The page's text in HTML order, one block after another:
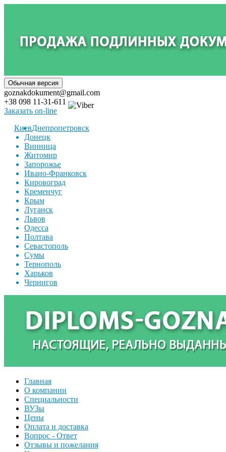
goznakdokument@gmail.com
+38 098 11-31-611
Заказать on-line
КиевДнепропетровск
Донецк
Винница
Житомир
Запорожье
Ивано-Франковск
Кировоград
Кременчуг
Крым
Луганск
Львов
Одесса
Полтава
Севастополь
Сумы
Тернополь
Харьков
Чернигов
Главная
О компании
Специальности
ВУЗы
Цены
Оплата и доставка
Вопрос - Ответ
Отзывы и пожелания